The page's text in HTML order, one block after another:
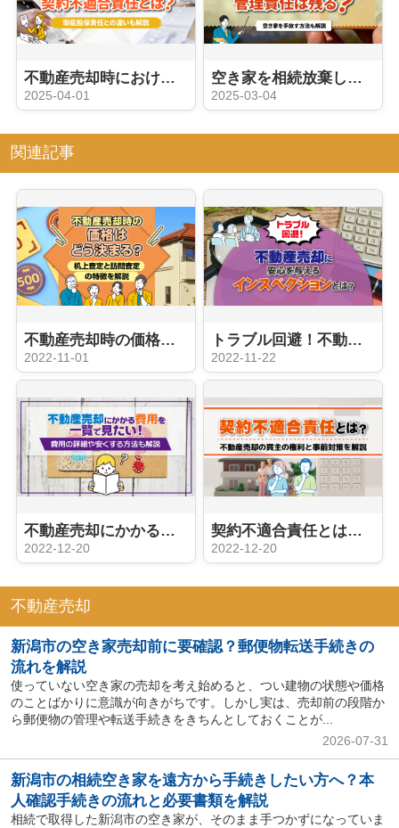
不動産売却時における契約不適合責任とは？瑕疵担保責任との違いも解説
2025-04-01
空き家を相続放棄したら管理責任は残る？空き家を手放す方法も解説
2025-03-04
関連記事
不動産売却時の価格はどう決まる？机上査定と訪問査定の特徴を解説
2022-11-01
トラブル回避！不動産売却に安心を与えるインスペクションとは？
2022-11-22
不動産売却にかかる費用を一覧で見たい！費用の詳細や安くする方法も解説
2022-12-20
契約不適合責任とは？不動産売却の買主の権利と事前対策を解説
2022-12-20
不動産売却
新潟市の空き家売却前に要確認？郵便物転送手続きの
流れを解説
使っていない空き家の売却を考え始めると、つい建物の状態や価格
のことばかりに意識が向きがちです。しかし実は、売却前の段階か
ら郵便物の管理や転送手続きをきちんとしておくことが...
2026-07-31
新潟市の相続空き家を遠方から手続きしたい方へ？本
人確認手続きの流れと必要書類を解説
相続で取得した新潟市の空き家が、そのまま手つかずになっていま